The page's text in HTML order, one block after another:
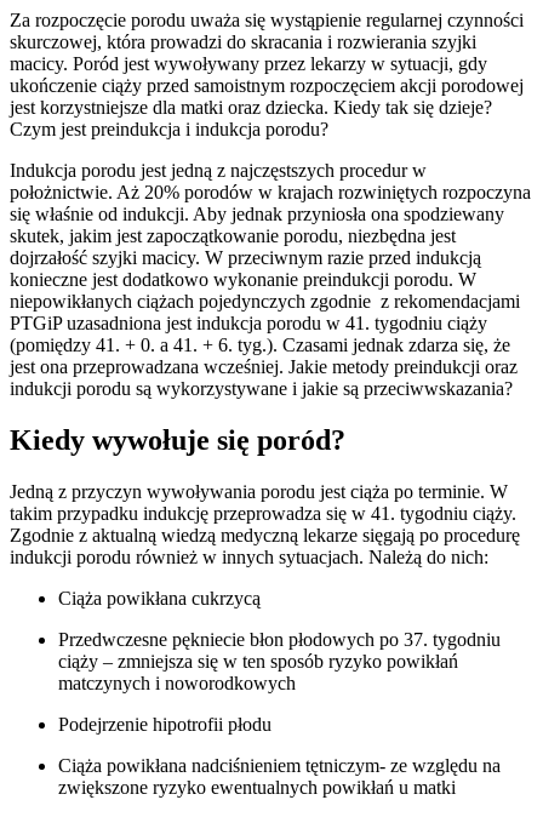
Za rozpoczęcie porodu uważa się wystąpienie regularnej czynności
skurczowej, która prowadzi do skracania i rozwierania szyjki
macicy. Poród jest wywoływany przez lekarzy w sytuacji, gdy
ukończenie ciąży przed samoistnym rozpoczęciem akcji porodowej
jest korzystniejsze dla matki oraz dziecka. Kiedy tak się dzieje?
Czym jest preindukcja i indukcja porodu?
Indukcja porodu jest jedną z najczęstszych procedur w
położnictwie. Aż 20% porodów w krajach rozwiniętych rozpoczyna
się właśnie od indukcji. Aby jednak przyniosła ona spodziewany
skutek, jakim jest zapoczątkowanie porodu, niezbędna jest
dojrzałość szyjki macicy. W przeciwnym razie przed indukcją
konieczne jest dodatkowo wykonanie preindukcji porodu. W
niepowikłanych ciążach pojedynczych zgodnie z rekomendacjami
PTGiP uzasadniona jest indukcja porodu w 41. tygodniu ciąży
(pomiędzy 41. + 0. a 41. + 6. tyg.). Czasami jednak zdarza się, że
jest ona przeprowadzana wcześniej. Jakie metody preindukcji oraz
indukcji porodu są wykorzystywane i jakie są przeciwwskazania?
Kiedy wywołuje się poród?
Jedną z przyczyn wywoływania porodu jest ciąża po terminie. W
takim przypadku indukcję przeprowadza się w 41. tygodniu ciąży.
Zgodnie z aktualną wiedzą medyczną lekarze sięgają po procedurę
indukcji porodu również w innych sytuacjach. Należą do nich:
Ciąża powikłana cukrzycą
Przedwczesne pękniecie błon płodowych po 37. tygodniu
ciąży – zmniejsza się w ten sposób ryzyko powikłań
matczynych i noworodkowych
Podejrzenie hipotrofii płodu
Ciąża powikłana nadciśnieniem tętniczym- ze względu na
zwiększone ryzyko ewentualnych powikłań u matki